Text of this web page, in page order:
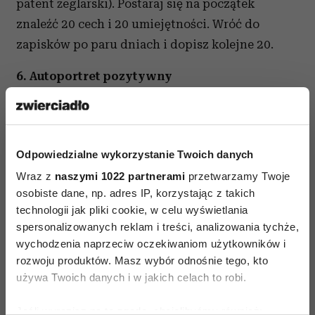
Odpowiedzialne wykorzystanie Twoich danych
Wraz z naszymi 1022 partnerami przetwarzamy Twoje
osobiste dane, np. adres IP, korzystając z takich
technologii jak pliki cookie, w celu wyświetlania
spersonalizowanych reklam i treści, analizowania tychże,
wychodzenia naprzeciw oczekiwaniom użytkowników i
rozwoju produktów. Masz wybór odnośnie tego, kto
używa Twoich danych i w jakich celach to robi.
patent żeglarski). Postaraj się na początek
znaleźć 20 cech i 20 umiejętności. Wróć do
zapisków po paru dniach i dopisz kolejne 20.
6. Autoportret pozytywny
Spotkaj się z trzema bliskimi osobami i poproś,
by opowiedziały, co w tobie cenią. Słuchaj
uważnie, nie przerywaj, cokolwiek będziesz
o tym myślał. Być może z częścią opinii się nie
zgodzisz. Mimo to zanotuj sobie wszystko. Zapis
i świadomość, co dobrego widzą w tobie inni,
pomogą ci w budowaniu pozytywnego obrazu
siebie, a to zawsze zwiększa nadzieję…
7. Nadzieja, ale na co?